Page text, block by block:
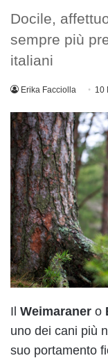
Docile,
sempre più
italiani
Erika Facciolla 10
Il Weimaraner o
uno dei cani più
suo portamento